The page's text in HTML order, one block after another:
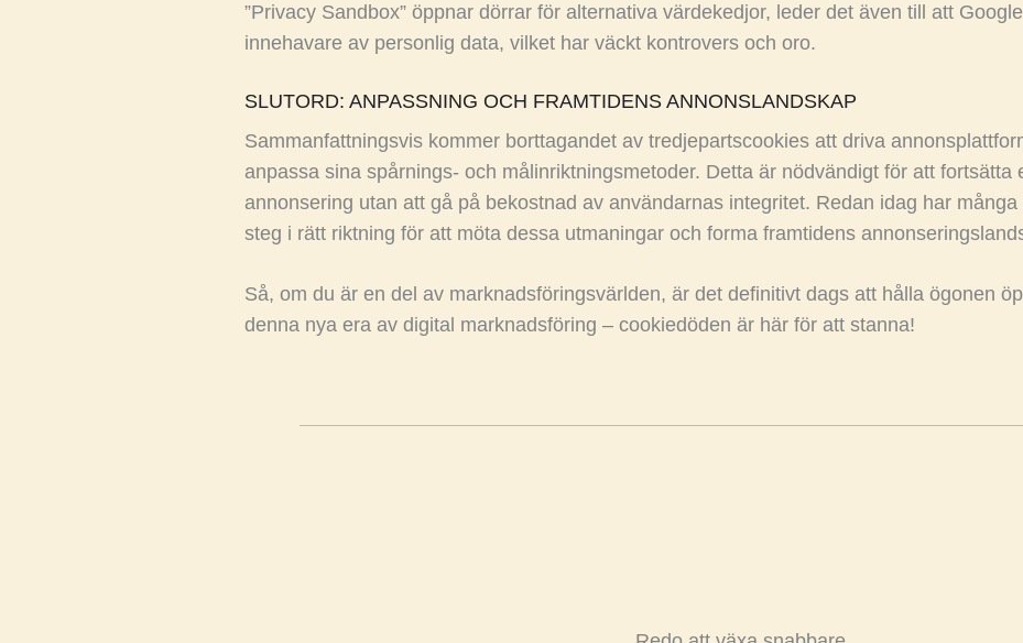
”Privacy Sandbox” öppnar dörrar för alternativa värdekedjor, leder det även till att
innehavare av personlig data, vilket har väckt kontrovers och oro.
SLUTORD: ANPASSNING OCH FRAMTIDENS ANNONSLANDSKAP
Sammanfattningsvis kommer borttagandet av tredjepartscookies att driva
anpassa sina spårnings- och målinriktningsmetoder. Detta är nödvändigt för att fortsätta
annonsering utan att gå på bekostnad av användarnas integritet. Redan idag har
steg i rätt riktning för att möta dessa utmaningar och forma framtidens
Så, om du är en del av marknadsföringsvärlden, är det definitivt dags att hålla ögonen
denna nya era av digital marknadsföring – cookiedöden är här för att stanna!